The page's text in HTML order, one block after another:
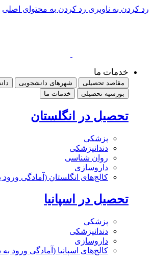
رد کردن به ناوبری رد کردن به محتوای اصلی
خدمات ما
مقاصد تحصیلی شهرهای دانشجویی
بورسیه تحصیلی
خدمات ما
تحصیل در انگلستان
پزشکی
دندانپزشکی
روان شناسی
داروسازی
کالج‌های انگلستان (آمادگی ورود
تحصیل در اسپانیا
پزشکی
دندانپزشکی
داروسازی
کالج‌های اسپانیا (آمادگی ورود به